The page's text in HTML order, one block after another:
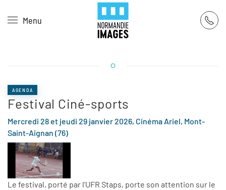
Skip to main content
Menu
AGENDA
Festival Ciné-sports
Mercredi 28 et jeudi 29 janvier 2026, Cinéma Ariel, Mont-
Saint-Aignan (76)
Le festival, porté par l’UFR Staps, porte son attention sur le
Panneau de gestion des cookies